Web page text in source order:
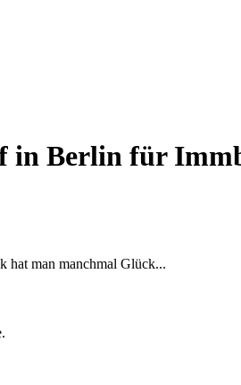
in Berlin für
hat man manchmal Glück...